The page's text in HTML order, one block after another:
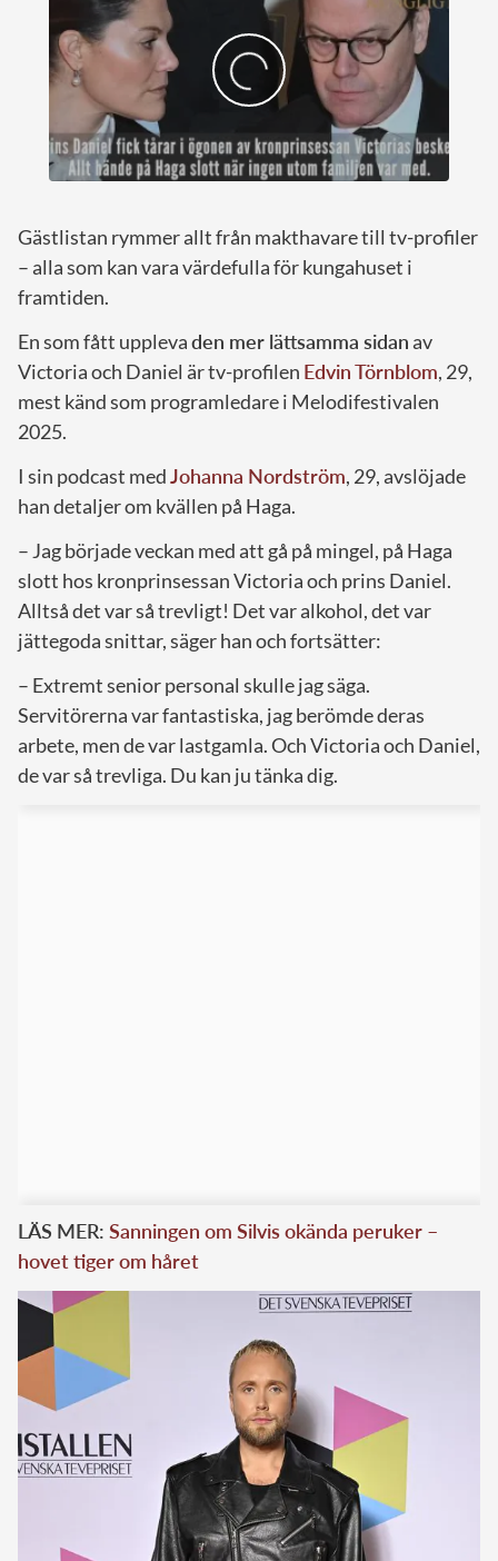
Gästlistan rymmer allt från makthavare till tv-profiler
– alla som kan vara värdefulla för kungahuset i
framtiden.
En som fått upplevaden mer lättsamma sidan av
Victoria och Daniel är tv-profilen Edvin Törnblom, 29,
mest känd som programledare i Melodifestivalen
2025.
I sin podcast medJohanna Nordström, 29, avslöjade
han detaljer om kvällen på Haga.
– Jag började veckan med att gå på mingel, på Haga
slott hos kronprinsessan Victoria och prins Daniel.
Alltså det var så trevligt! Det var alkohol, det var
jättegoda snittar, säger han och fortsätter:
– Extremt senior personal skulle jag säga.
Servitörerna var fantastiska, jag berömde deras
arbete, men de var lastgamla. Och Victoria och Daniel,
de var så trevliga. Du kan ju tänka dig.
LÄS MER: Sanningen om Silvis okända peruker –
hovet tiger om håret